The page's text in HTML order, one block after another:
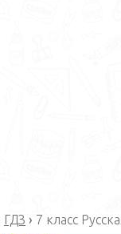
ГДЗ › 7 класс